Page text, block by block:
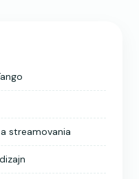
streamovania